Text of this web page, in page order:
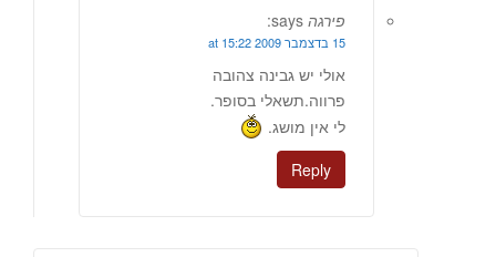
פירגה says:
15 בדצמבר 2009 at 15:22
אולי יש גבינה צהובה
פרווה.תשאלי בסופר.
לי אין מושג.
Reply